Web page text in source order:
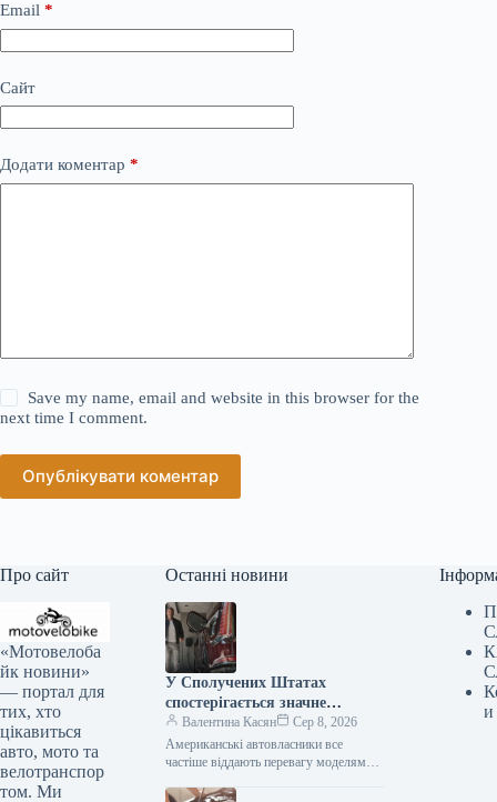
Email *
Сайт
Додати коментар *
Save my name, email and website in this browser for the
next time I comment.
Опублікувати коментар
Про сайт
«Мотовелоба
йк новини»
— портал для
тих, хто
цікавиться
авто, мото та
велотранспор
том. Ми
Останні новини
У Сполучених Штатах
спостерігається значне
зниження популярності
елітних автомобілів.
Валентина Касян
Сер 8, 2026
Американські автовласники все
частіше віддають перевагу моделям
аніж автомобілям преміум-класу. Дані,
и